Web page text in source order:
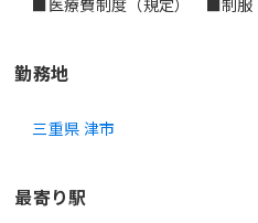
勤務地
三重県 津市
最寄り駅